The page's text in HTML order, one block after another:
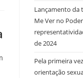
Lançamento da
Me Ver no
de 2024
Pela primeira
orientação